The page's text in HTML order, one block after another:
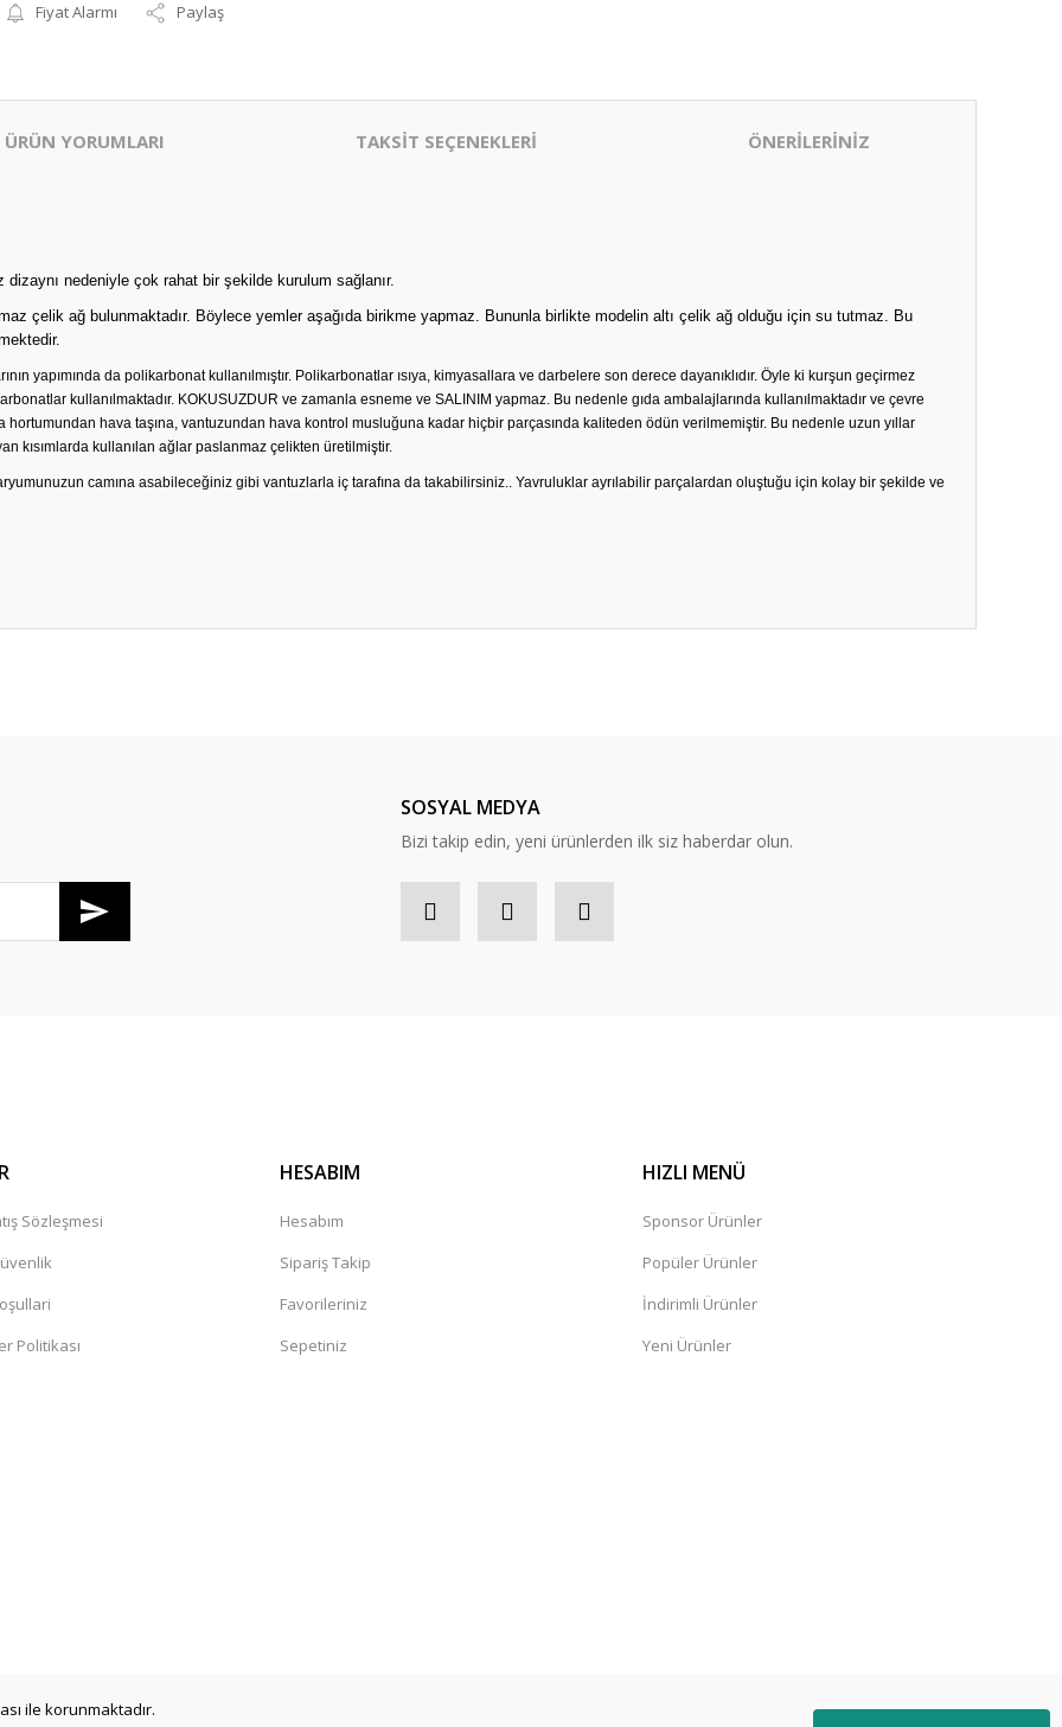
Fiyat Alarmı Paylaş
ÜRÜN YORUMLARI TAKSİT SEÇENEKLERİ ÖNERİLERİNİZ
nedeniyle çok rahat bir şekilde kurulum sağlanır.
çelik ağ bulunmaktadır. Böylece yemler aşağıda birikme yapmaz. Bununla birlikte modelin altı çelik ağ olduğu için su tutmaz. Bu
yapımında da polikarbonat kullanılmıştır. Polikarbonatlar ısıya, kimyasallara ve darbelere son derece dayanıklıdır. Öyle ki kurşun geçirmez
kullanılmaktadır. KOKUSUZDUR ve zamanla esneme ve SALINIM yapmaz. Bu nedenle gıda ambalajlarında kullanılmaktadır ve çevre
hortumundan hava taşına, vantuzundan hava kontrol musluğuna kadar hiçbir parçasında kaliteden ödün verilmemiştir. Bu nedenle uzun yıllar
kısımlarda kullanılan ağlar paslanmaz çelikten üretilmiştir.
camına asabileceğiniz gibi vantuzlarla iç tarafına da takabilirsiniz.. Yavruluklar ayrılabilir parçalardan oluştuğu için kolay bir şekilde ve
SOSYAL MEDYA
Bizi takip edin, yeni ürünlerden ilk siz haberdar olun.
Sözleşmesi
Politikası
HESABIM
Hesabım
Sipariş Takip
Favorileriniz
Sepetiniz
HIZLI MENÜ
Sponsor Ürünler
Popüler Ürünler
İndirimli Ürünler
Yeni Ürünler
ile korunmaktadır.